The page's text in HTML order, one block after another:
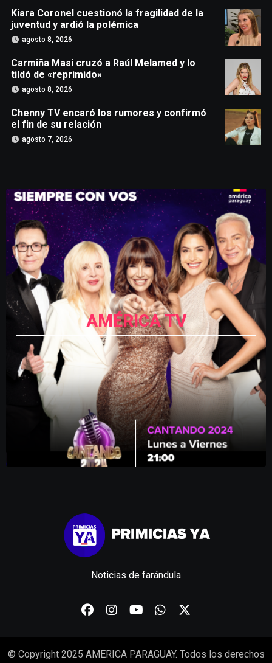
Kiara Coronel cuestionó la fragilidad de la
juventud y ardió la polémica
agosto 8, 2026
Carmiña Masi cruzó a Raúl Melamed y lo
tildó de «reprimido»
agosto 8, 2026
Chenny TV encaró los rumores y confirmó
el fin de su relación
agosto 7, 2026
AMÉRICA TV
Noticias de farándula
© Copyright 2025 AMERICA PARAGUAY. Todos los derechos